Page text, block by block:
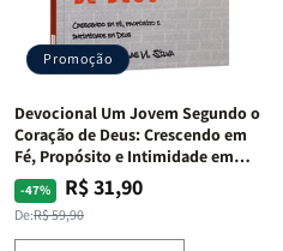
Penkal
Penkal
Promoção
Devocional Um Jovem Segundo o
Coração de Deus: Crescendo em
Fé, Propósito e Intimidade em
Deus
-47%
Preço
normal
De:R$ 59,90
Preço
promocional
R$ 31,90